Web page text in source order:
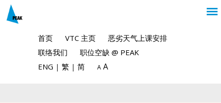
首页 VTC 主页
恶劣天气上课安排
联络我们
职位空缺 @ PEAK
ENG | 繁 | 简 A A